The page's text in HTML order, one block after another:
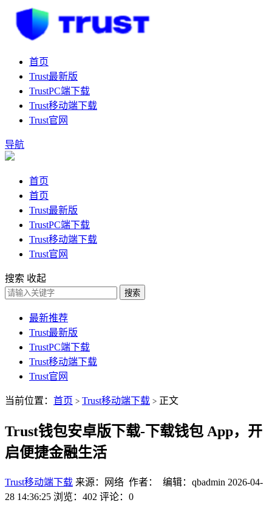
首页
Trust最新版
TrustPC端下载
Trust移动端下载
Trust官网
导航
首页
首页
Trust最新版
TrustPC端下载
Trust移动端下载
Trust官网
搜索 收起
搜索
最新推荐
Trust最新版
TrustPC端下载
Trust移动端下载
Trust官网
当前位置： 首页 > Trust移动端下载 > 正文
Trust钱包安卓版下载-下载钱包 App，开
启便捷金融生活
Trust移动端下载 来源：网络 作者： 编辑：qbadmin 2026-04-
28 14:36:25 浏览：402 评论：0